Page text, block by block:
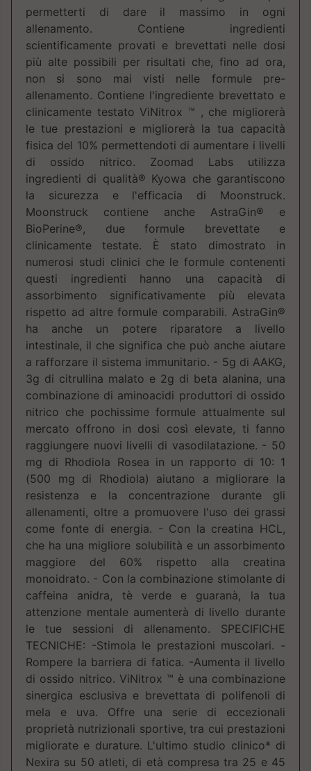
permetterti di dare il massimo in ogni
allenamento. Contiene ingredienti
scientificamente provati e brevettati nelle dosi
più alte possibili per risultati che, fino ad ora,
non si sono mai visti nelle formule pre-
allenamento. Contiene l'ingrediente brevettato e
clinicamente testato ViNitrox ™ , che migliorerà
le tue prestazioni e migliorerà la tua capacità
fisica del 10% permettendoti di aumentare i livelli
di ossido nitrico. Zoomad Labs utilizza
ingredienti di qualità® Kyowa che garantiscono
la sicurezza e l'efficacia di Moonstruck.
Moonstruck contiene anche AstraGin® e
BioPerine®, due formule brevettate e
clinicamente testate. È stato dimostrato in
numerosi studi clinici che le formule contenenti
questi ingredienti hanno una capacità di
assorbimento significativamente più elevata
rispetto ad altre formule comparabili. AstraGin®
ha anche un potere riparatore a livello
intestinale, il che significa che può anche aiutare
a rafforzare il sistema immunitario. - 5g di AAKG,
3g di citrullina malato e 2g di beta alanina, una
combinazione di aminoacidi produttori di ossido
nitrico che pochissime formule attualmente sul
mercato offrono in dosi così elevate, ti fanno
raggiungere nuovi livelli di vasodilatazione. - 50
mg di Rhodiola Rosea in un rapporto di 10: 1
(500 mg di Rhodiola) aiutano a migliorare la
resistenza e la concentrazione durante gli
allenamenti, oltre a promuovere l'uso dei grassi
come fonte di energia. - Con la creatina HCL,
che ha una migliore solubilità e un assorbimento
maggiore del 60% rispetto alla creatina
monoidrato. - Con la combinazione stimolante di
caffeina anidra, tè verde e guaranà, la tua
attenzione mentale aumenterà di livello durante
le tue sessioni di allenamento. SPECIFICHE
TECNICHE: -Stimola le prestazioni muscolari. -
Rompere la barriera di fatica. -Aumenta il livello
di ossido nitrico. ViNitrox ™ è una combinazione
sinergica esclusiva e brevettata di polifenoli di
mela e uva. Offre una serie di eccezionali
proprietà nutrizionali sportive, tra cui prestazioni
migliorate e durature. L'ultimo studio clinico* di
Nexira su 50 atleti, di età compresa tra 25 e 45